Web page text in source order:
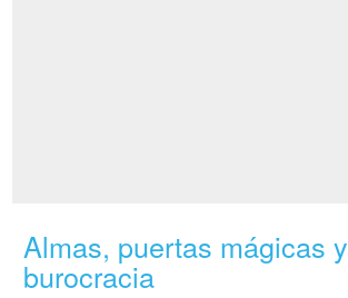
Almas, puertas mágicas y
burocracia